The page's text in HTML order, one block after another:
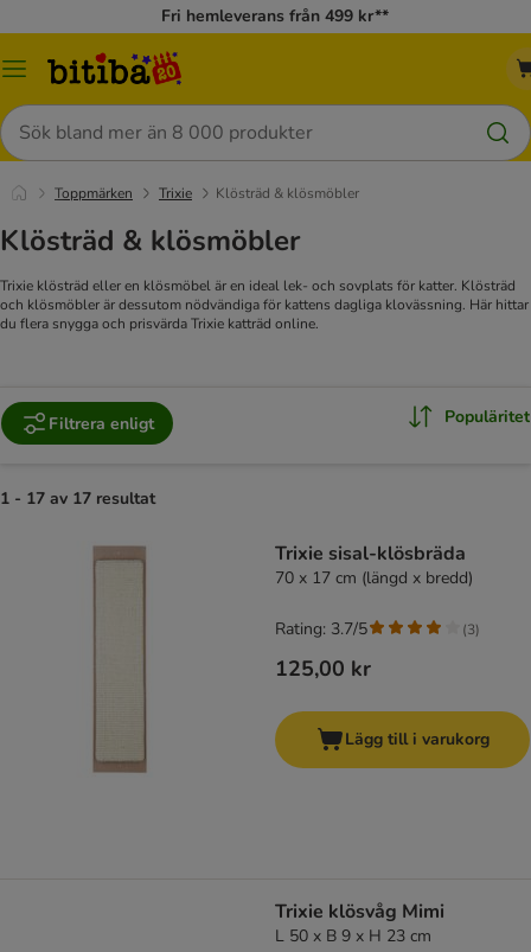
Fri hemleverans från 499 kr**
Meny
Sök
Toppmärken Trixie Klösträd & klösmöbler
Klösträd & klösmöbler
Trixie klösträd eller en klösmöbel är en ideal lek- och sovplats för katter. Klösträd
och klösmöbler är dessutom nödvändiga för kattens dagliga klovässning. Här hittar
du flera snygga och prisvärda Trixie katträd online.
Filtrera enligt Populäritet
1 - 17 av 17 resultat
Trixie sisal-klösbräda
70 x 17 cm (längd x bredd)
125,00 kr
Rating: 3.7/5 (3)
Lägg till i varukorg
Trixie klösvåg Mimi
L 50 x B 9 x H 23 cm